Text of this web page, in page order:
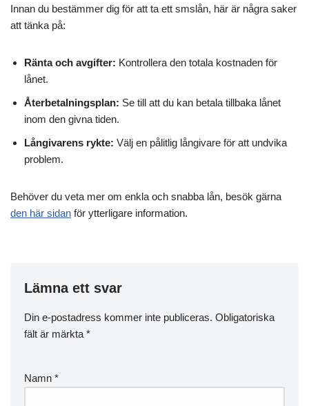
Innan du bestämmer dig för att ta ett smslån, här är några saker
att tänka på:
Ränta och avgifter: Kontrollera den totala kostnaden för
lånet.
Återbetalningsplan: Se till att du kan betala tillbaka lånet
inom den givna tiden.
Långivarens rykte: Välj en pålitlig långivare för att undvika
problem.
Behöver du veta mer om enkla och snabba lån, besök gärna
den här sidan för ytterligare information.
Lämna ett svar
Din e-postadress kommer inte publiceras. Obligatoriska
fält är märkta *
Namn *